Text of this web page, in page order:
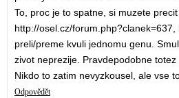
To, proc je to spatne, si muzete
http://osel.cz/
preli/preme kvuli jednomu genu.
zivot neprezije. Pravdepodobne
Nikdo to zatim nevyzkousel, ale vse
Odpovědět